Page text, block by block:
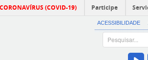
CORONAVÍRUS (COVID-19) Participe
ACESSIBILIDADE